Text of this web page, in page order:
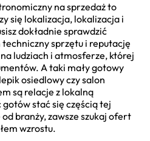
na sprzedaż to
się lokalizacja, lokalizacja i
dokładnie sprawdzić
sprzętu i reputację
ludziach i atmosferze, której
A taki mały gotowy
osiedlowy czy salon
są relacje z lokalną
gotów stać się częścią tej
branży, zawsze szukaj ofert
wzrostu.